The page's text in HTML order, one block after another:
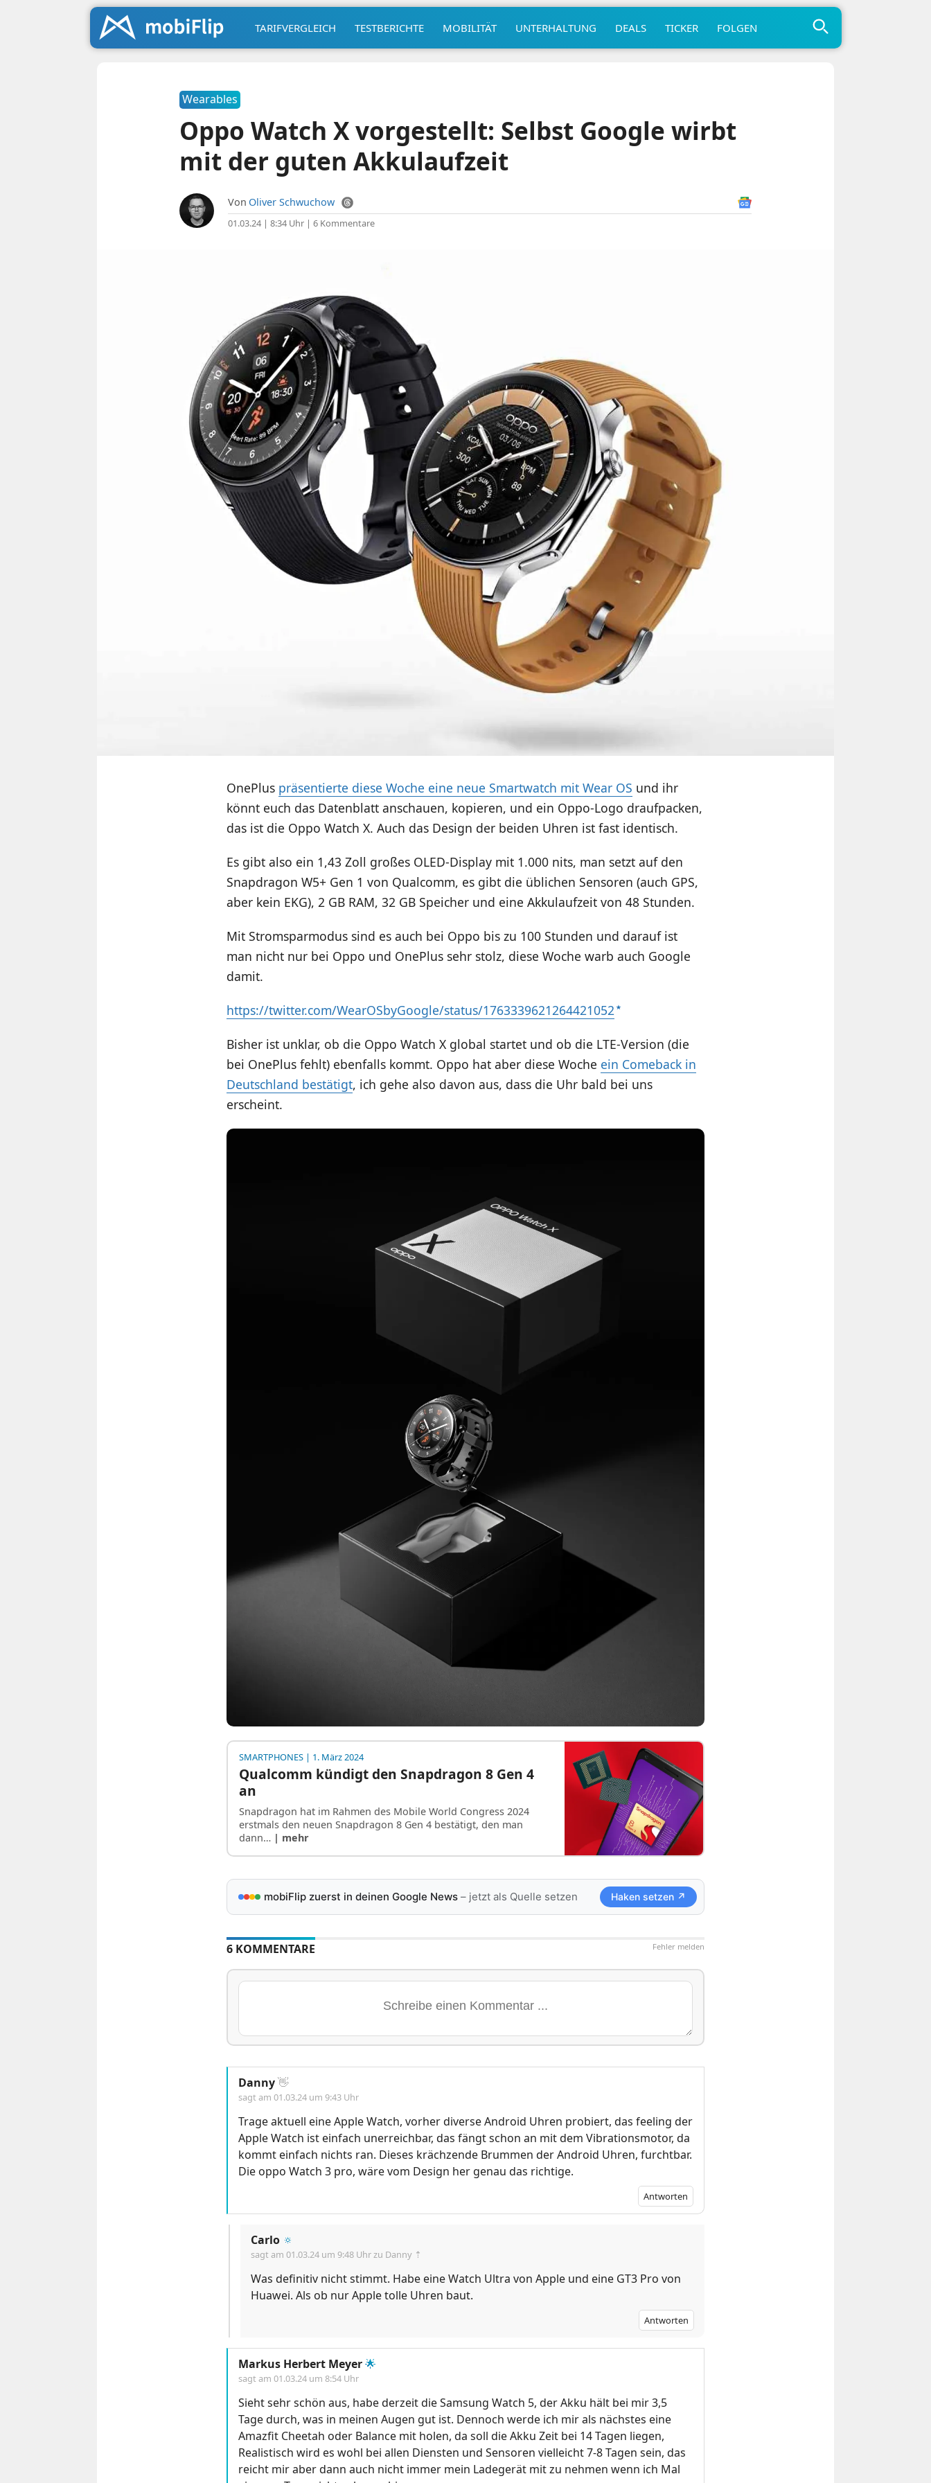
TARIFVERGLEICH TESTBERICHTE MOBILITÄT UNTERHALTUNG DEALS TICKER FOLGEN
Wearables
Oppo Watch X vorgestellt: Selbst Google wirbt
mit der guten Akkulaufzeit
Von Oliver Schwuchow
01.03.24 | 8:34 Uhr| 6 Kommentare
OnePlus präsentierte diese Woche eine neue Smartwatch mit Wear OS und ihr
könnt euch das Datenblatt anschauen, kopieren, und ein Oppo-Logo draufpacken,
das ist die Oppo Watch X. Auch das Design der beiden Uhren ist fast identisch.
Es gibt also ein 1,43 Zoll großes OLED-Display mit 1.000 nits, man setzt auf den
Snapdragon W5+ Gen 1 von Qualcomm, es gibt die üblichen Sensoren (auch GPS,
aber kein EKG), 2 GB RAM, 32 GB Speicher und eine Akkulaufzeit von 48 Stunden.
Mit Stromsparmodus sind es auch bei Oppo bis zu 100 Stunden und darauf ist
man nicht nur bei Oppo und OnePlus sehr stolz, diese Woche warb auch Google
damit.
https://twitter.com/WearOSbyGoogle/status/1763339621264421052
Bisher ist unklar, ob die Oppo Watch X global startet und ob die LTE-Version (die
bei OnePlus fehlt) ebenfalls kommt. Oppo hat aber diese Woche ein Comeback in
Deutschland bestätigt, ich gehe also davon aus, dass die Uhr bald bei uns
erscheint.
SMARTPHONES| 1. März 2024
Qualcomm kündigt den Snapdragon 8 Gen 4
an
Snapdragon hat im Rahmen des Mobile World Congress 2024
erstmals den neuen Snapdragon 8 Gen 4 bestätigt, den man
dann… | mehr
mobiFlip zuerst in deinen Google News– jetzt als Quelle setzen Haken setzen ↗
Fehler melden
6 KOMMENTARE
Danny👋
sagt am 01.03.24 um 9:43 Uhr
Trage aktuell eine Apple Watch, vorher diverse Android Uhren probiert, das feeling der
Apple Watch ist einfach unerreichbar, das fängt schon an mit dem Vibrationsmotor, da
kommt einfach nichts ran. Dieses krächzende Brummen der Android Uhren, furchtbar.
Die oppo Watch 3 pro, wäre vom Design her genau das richtige.
Antworten
Carlo 🔅
sagt am 01.03.24 um 9:48 Uhrzu Danny ⇡
Was definitiv nicht stimmt. Habe eine Watch Ultra von Apple und eine GT3 Pro von
Huawei. Als ob nur Apple tolle Uhren baut.
Antworten
Markus Herbert Meyer🌟
sagt am 01.03.24 um 8:54 Uhr
Sieht sehr schön aus, habe derzeit die Samsung Watch 5, der Akku hält bei mir 3,5
Tage durch, was in meinen Augen gut ist. Dennoch werde ich mir als nächstes eine
Amazfit Cheetah oder Balance mit holen, da soll die Akku Zeit bei 14 Tagen liegen,
Realistisch wird es wohl bei allen Diensten und Sensoren vielleicht 7-8 Tagen sein, das
reicht mir aber dann auch nicht immer mein Ladegerät mit zu nehmen wenn ich Mal